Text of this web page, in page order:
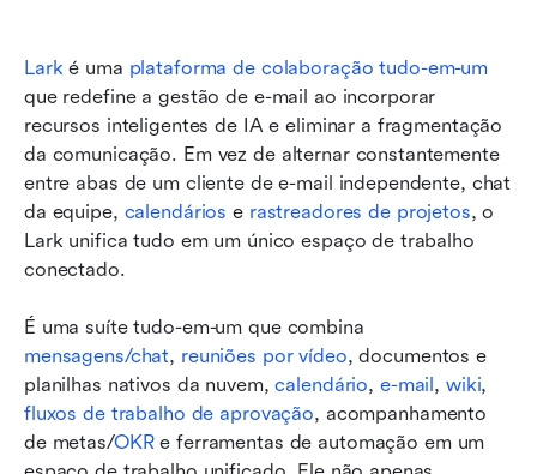
Lark é uma plataforma de colaboração tudo-em-um
que redefine a gestão de e-mail ao incorporar
recursos inteligentes de IA e eliminar a fragmentação
da comunicação. Em vez de alternar constantemente
entre abas de um cliente de e-mail independente, chat
da equipe, calendários e rastreadores de projetos, o
Lark unifica tudo em um único espaço de trabalho
conectado.
mensagens/chat, reuniões por vídeo, documentos e
planilhas nativos da nuvem, calendário, e-mail, wiki
fluxos de trabalho de aprovação, acompanhamento
de metas/OKR e ferramentas de automação em um